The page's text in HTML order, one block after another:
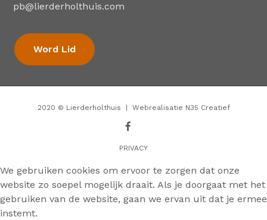
pb@lierderholthuis.com
Word Lid
2020 © Lierderholthuis | Webrealisatie N35 Creatief
PRIVACY
We gebruiken cookies om ervoor te zorgen dat onze
website zo soepel mogelijk draait. Als je doorgaat met het
gebruiken van de website, gaan we ervan uit dat je ermee
instemt.